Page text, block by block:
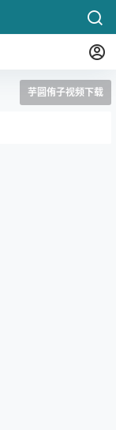
芋圆侑子视频下载